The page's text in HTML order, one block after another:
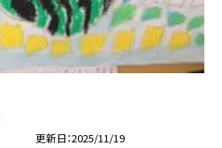
更新日 2025/11/19